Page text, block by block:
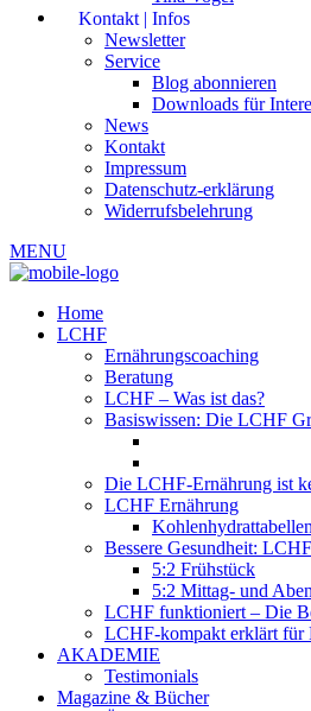
Kontakt | Infos
Newsletter
Service
Blog abonnieren
Downloads für
News
Kontakt
Impressum
Datenschutz-erklärung
Widerrufsbelehrung
MENU
Home
LCHF
Ernährungscoaching
Beratung
LCHF – Was ist das?
Basiswissen: Die LCHF
Die LCHF-Ernährung ist
LCHF Ernährung
Kohlenhydrattabellen
Bessere Gesundheit:
5:2 Frühstück
5:2 Mittag- und
LCHF funktioniert – Die
LCHF-kompakt erklärt für
AKADEMIE
Testimonials
Magazine & Bücher